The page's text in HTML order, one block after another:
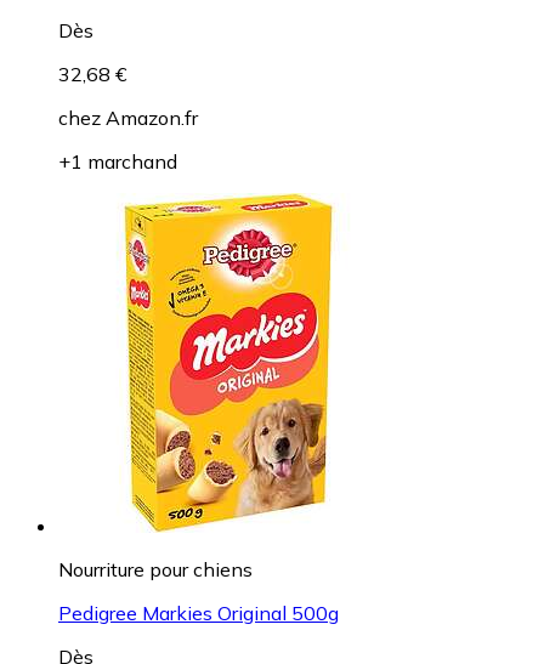
Dès
32,68 €
chez Amazon.fr
+1 marchand
Nourriture pour chiens
Pedigree Markies Original 500g
Dès